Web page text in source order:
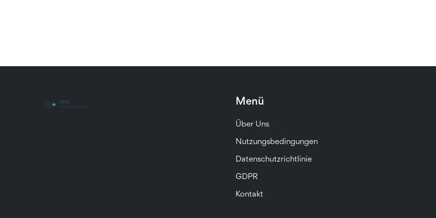
Menü
Über Uns
Nutzungsbedingungen
Datenschutzrichtlinie
GDPR
Kontakt